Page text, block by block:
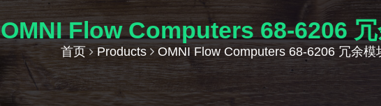
OMNI Flow Computers 68-6206
首页 Products OMNI Flow Computers 68-6206 冗余模